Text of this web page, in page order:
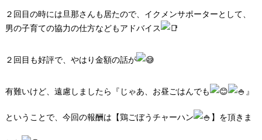
２回目の時には旦那さんも居たので、イクメンサポーターとして、
男の子育ての協力の仕方などもアドバイス
２回目も好評で、やはり金額の話が
有難いけど、遠慮しましたら『じゃあ、お昼ごはんでも 』
ということで、今回の報酬は【鶏ごぼうチャーハン 】を頂きま